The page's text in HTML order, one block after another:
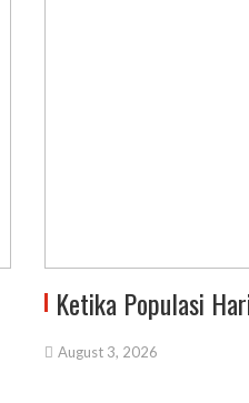
Ketika Populasi
August 3, 2026